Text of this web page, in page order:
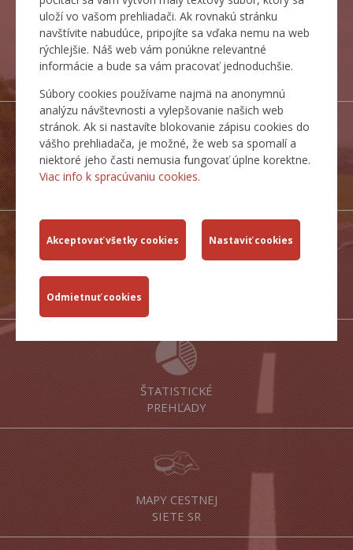
uloží vo vašom prehliadači. Ak rovnakú stránku
navštívite nabudúce, pripojíte sa vďaka nemu na web
rýchlejšie. Náš web vám ponúkne relevantné
informácie a bude sa vám pracovať jednoduchšie.
Súbory cookies používame najmä na anonymnú
analýzu návštevnosti a vylepšovanie našich web
stránok. Ak si nastavíte blokovanie zápisu cookies do
vášho prehliadača, je možné, že web sa spomalí a
niektoré jeho časti nemusia fungovať úplne korektne.
Viac info k spracúvaniu cookies.
PORTÁL
INSPIRE
DOPRAVNÉ
ŠTATISTICKÉ
PREHĽADY
MAPY CESTNEJ
SIETE SR